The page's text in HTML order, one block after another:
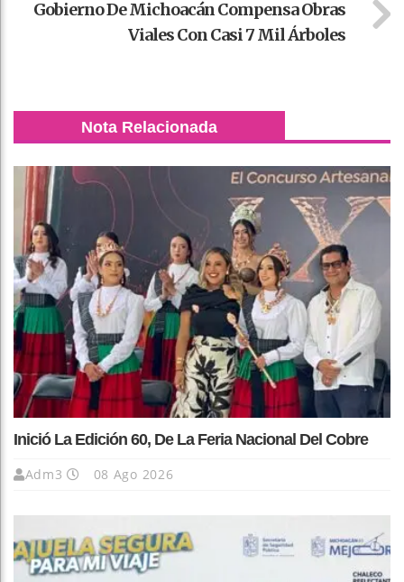
Gobierno De Michoacán Compensa Obras
Viales Con Casi 7 Mil Árboles
Nota Relacionada
Inició La Edición 60, De La Feria Nacional Del Cobre
Adm3 08 Ago 2026